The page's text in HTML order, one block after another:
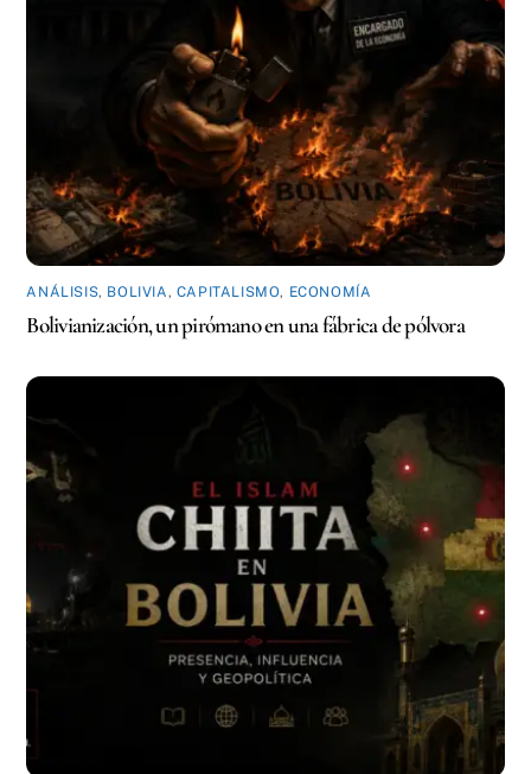
ANÁLISIS, BOLIVIA , CAPITALISMO, ECONOMÍA
Bolivianización, un pirómano en una fábrica de pólvora